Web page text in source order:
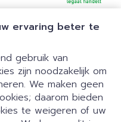
ervaring beter te
gebruik van
zijn noodzakelijk om
We maken geen
daarom bieden
te weigeren of uw